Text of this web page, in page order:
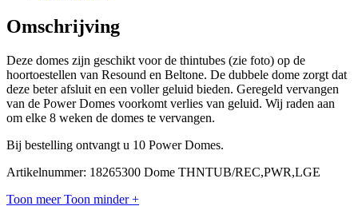
Omschrijving
Deze domes zijn geschikt voor de thintubes (zie foto) op de
hoortoestellen van Resound en Beltone. De dubbele dome zorgt dat
deze beter afsluit en een voller geluid bieden. Geregeld vervangen
van de Power Domes voorkomt verlies van geluid. Wij raden aan
om elke 8 weken de domes te vervangen.
Bij bestelling ontvangt u 10 Power Domes.
Artikelnummer: 18265300 Dome THNTUB/REC,PWR,LGE
Toon meer Toon minder +